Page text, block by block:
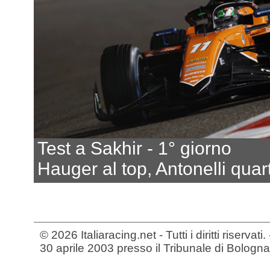
Test a Sakhir - 1° giorno
Hauger al top, Antonelli
© 2026 Italiaracing.net - Tutti i diritti
30 aprile 2003 presso il Tribunale di Bologna